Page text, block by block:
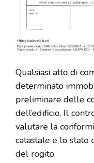
Qualsiasi atto di
determinato
preliminare delle
dell’edificio. Il
valutare la
catastale e lo stato
del rogito.